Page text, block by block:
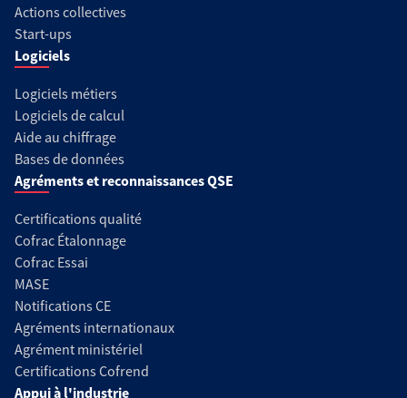
Actions collectives
Start-ups
Logiciels
Logiciels métiers
Logiciels de calcul
Aide au chiffrage
Bases de données
Agréments et reconnaissances QSE
Certifications qualité
Cofrac Étalonnage
Cofrac Essai
MASE
Notifications CE
Agréments internationaux
Agrément ministériel
Certifications Cofrend
Appui à l'industrie